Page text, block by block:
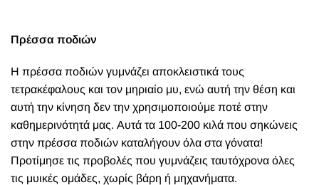
Πρέσσα ποδιών
Η πρέσσα ποδιών γυμνάζει αποκλειστικά τους
τετρακέφαλους και τον μηριαίο μυ, ενώ αυτή την θέση και
αυτή την κίνηση δεν την χρησιμοποιούμε ποτέ στην
καθημερινότητά μας. Αυτά τα 100-200 κιλά που σηκώνεις
στην πρέσσα ποδιών καταλήγουν όλα στα γόνατα!
Προτίμησε τις προβολές που γυμνάζεις ταυτόχρονα όλες
τις μυικές ομάδες, χωρίς βάρη ή μηχανήματα.